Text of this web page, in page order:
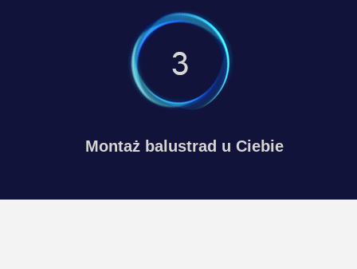
Montaż balustrad u Ciebie